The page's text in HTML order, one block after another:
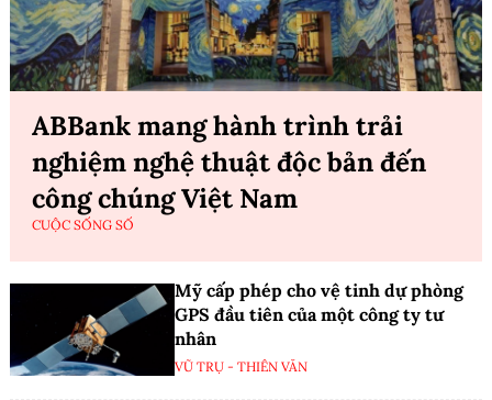
ABBank mang hành trình trải
nghiệm nghệ thuật độc bản đến
công chúng Việt Nam
CUỘC SỐNG SỐ
Mỹ cấp phép cho vệ tinh dự phòng
GPS đầu tiên của một công ty tư
nhân
VŨ TRỤ - THIÊN VĂN